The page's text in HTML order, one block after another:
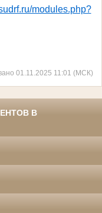
modules.php?
01.11.2025 11:01 (МСК)
В